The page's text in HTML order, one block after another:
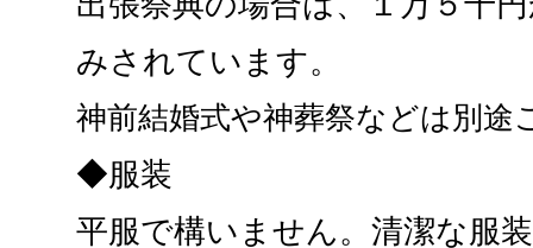
みされています。
神前結婚式や神葬祭などは別途
◆服装
平服で構いません。清潔な服